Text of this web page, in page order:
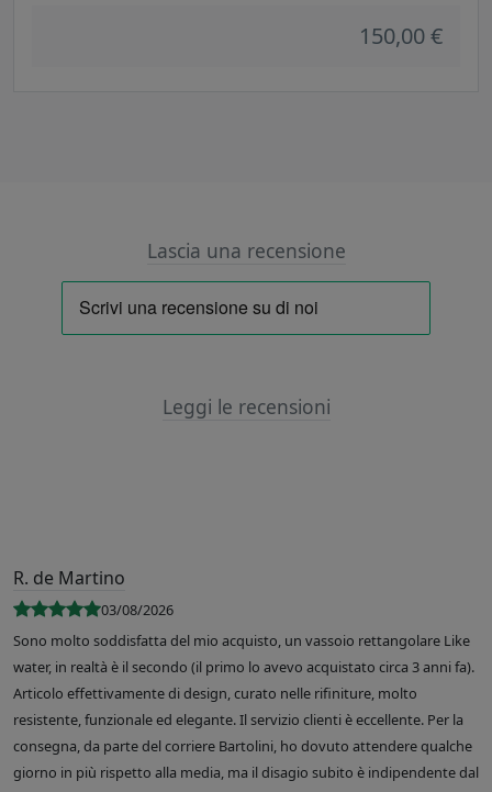
150,00 €
Lascia una recensione
Leggi le recensioni
R. de Martino
03/08/2026
Sono molto soddisfatta del mio acquisto, un vassoio rettangolare Like
water, in realtà è il secondo (il primo lo avevo acquistato circa 3 anni fa).
Articolo effettivamente di design, curato nelle rifiniture, molto
resistente, funzionale ed elegante. Il servizio clienti è eccellente. Per la
consegna, da parte del corriere Bartolini, ho dovuto attendere qualche
giorno in più rispetto alla media, ma il disagio subito è indipendente dal